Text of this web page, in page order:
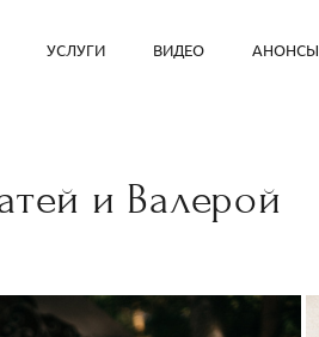
УСЛУГИ ВИДЕО АНОНСЫ
и Валерой